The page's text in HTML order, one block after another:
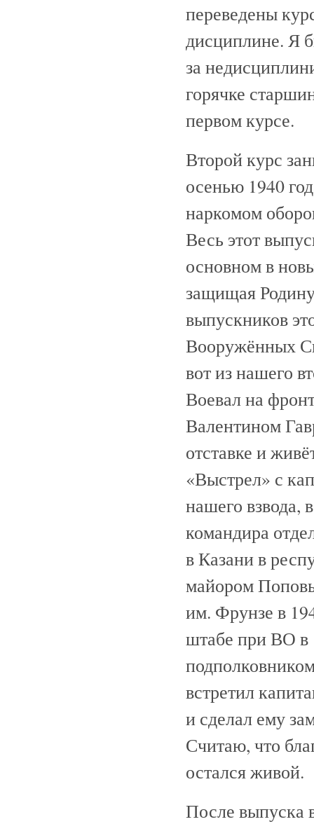
переведены
дисциплине. Я
за
горячке
первом курсе.
Второй курс
осенью 1940
наркомом
Весь этот
основном в
защищая
выпускников
Вооружённых
вот из нашего
Воевал на
Валентином
отставке и
«Выстрел» с
нашего взвода,
командира
в Казани в
майором
им. Фрунзе в
штабе при ВО в
встретил
и сделал ему
Считаю, что
остался живой.
После выпуска